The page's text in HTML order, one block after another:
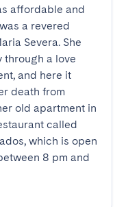
affordable and
a revered
Severa. She
through a love
and here it
death from
old apartment in
called
which is open
8 pm and